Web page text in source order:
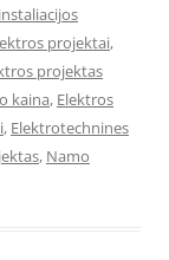
projektai,
projektas
kaina, Elektros
, Elektrotechnines
, Namo